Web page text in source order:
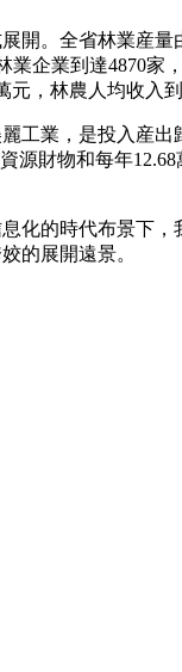
。全省林業産
企業到達4870
，林農人均收入
業，是投入産
財物和每年
化的時代布景下
的展開遠景。